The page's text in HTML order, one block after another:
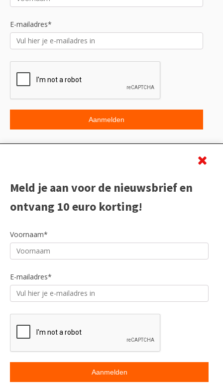
E-mailadres*
Meld je aan voor de nieuwsbrief en
ontvang 10 euro korting!
Voornaam*
E-mailadres*